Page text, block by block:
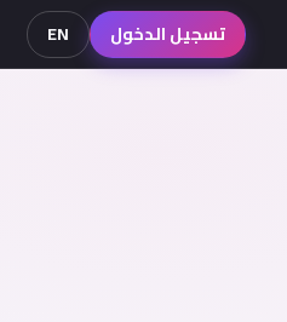
تسجيل الدخول EN